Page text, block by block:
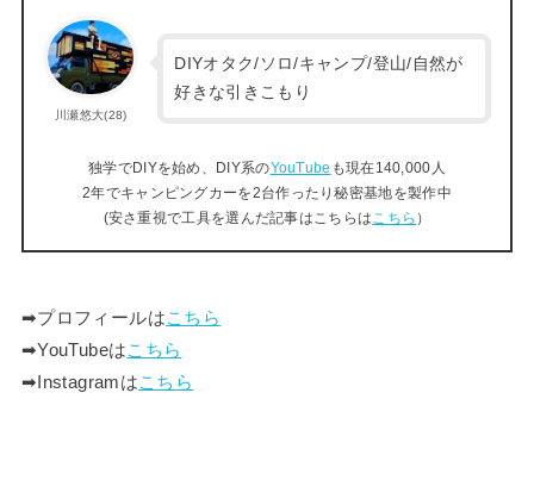
川瀬悠大(28)
DIYオタク/ソロ/キャンプ/登山/自然が
好きな引きこもり
独学でDIYを始め、DIY系のYouTube も現在140,000人
2年でキャンピングカーを2台作ったり秘密基地を製作中
(安さ重視で工具を選んだ記事はこちらは こちら ）
➡︎プロフィールはこちら
➡︎YouTubeはこちら
➡︎Instagramはこちら